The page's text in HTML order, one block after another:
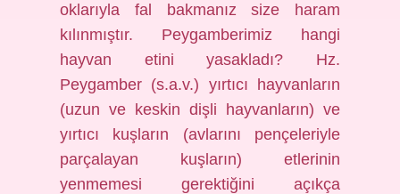
oklarıyla fal bakmanız size haram
kılınmıştır. Peygamberimiz hangi
hayvan etini yasakladı? Hz.
Peygamber (s.a.v.) yırtıcı hayvanların
(uzun ve keskin dişli hayvanların) ve
yırtıcı kuşların (avlarını pençeleriyle
parçalayan kuşların) etlerinin
yenmemesi gerektiğini açıkça